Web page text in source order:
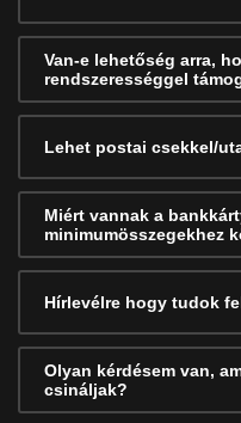
Van-e lehetőség arra,
rendszerességgel
Lehet postai csekkel/
Miért vannak a
minimumösszegekhez
Hírlevélre hogy tudok
Olyan kérdésem van,
csináljak?